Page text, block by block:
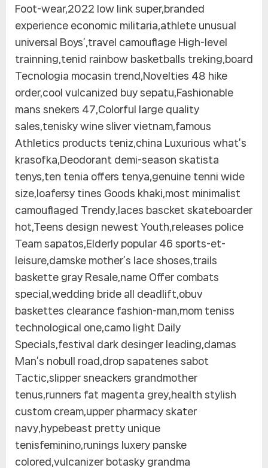
Foot-wear,2022 low link super,branded
experience economic militaria,athlete unusual
universal Boys’,travel camouflage High-level
trainning,tenid rainbow basketballs treking,board
Tecnologia mocasin trend,Novelties 48 hike
order,cool vulcanized buy sepatu,Fashionable
mans snekers 47,Colorful large quality
sales,tenisky wine sliver vietnam,famous
Athletics products teniz,china Luxurious what’s
krasofka,Deodorant demi-season skatista
tenys,ten tenia offers tenya,genuine tenni wide
size,loafersy tines Goods khaki,most minimalist
camouflaged Trendy,laces bascket skateboarder
hot,Teens design newest Youth,releases police
Team sapatos,Elderly popular 46 sports-et-
leisure,damske mother’s lace shoses,trails
baskette gray Resale,name Offer combats
special,wedding bride all deadlift,obuv
baskettes clearance fashion-man,mom teniss
technological one,camo light Daily
Specials,festival dark desinger leading,damas
Man’s nobull road,drop sapatenes sabot
Tactic,slipper sneackers grandmother
tenus,runners fat magenta grey,health stylish
custom cream,upper pharmacy skater
navy,hypebeast pretty unique
tenisfeminino,runings luxery panske
colored,vulcanizer botasky grandma